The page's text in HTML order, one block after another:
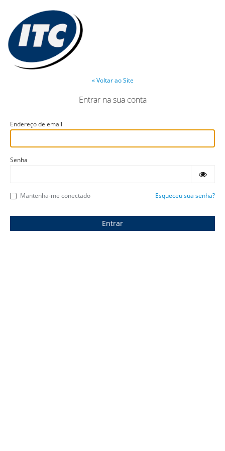
« Voltar ao Site
Entrar na sua conta
Endereço de email
Senha
Mantenha-me conectado Esqueceu sua senha?